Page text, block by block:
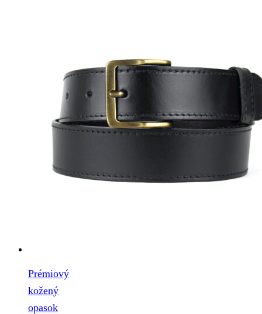
Prémiový
kožený
opasok